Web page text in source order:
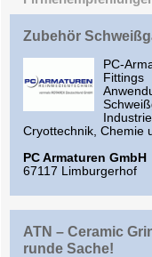
Zubehör
PC-
Cryottechnik, Chemie
PC Armaturen GmbH
67117 Limburgerhof
ATN – Ceramic
runde Sache!